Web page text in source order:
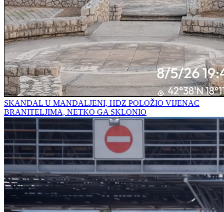
SKANDAL U MANDALJENI, HDZ POLOŽIO VIJENAC
BRANITELJIMA, NETKO GA SKLONIO